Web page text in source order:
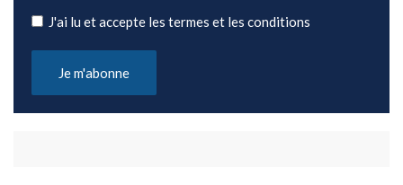
J'ai lu et accepte les termes et les conditions